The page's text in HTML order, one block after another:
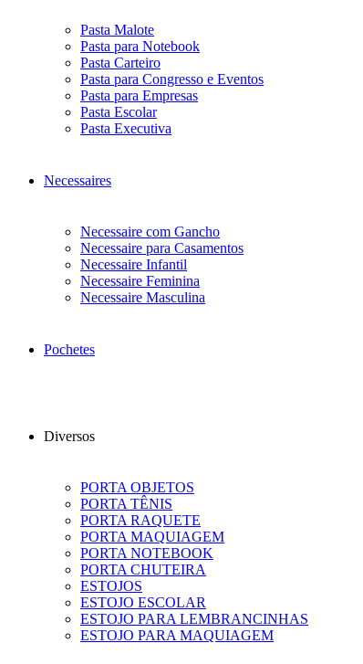
Pasta Malote
Pasta para Notebook
Pasta Carteiro
Pasta para Congresso e Eventos
Pasta para Empresas
Pasta Escolar
Pasta Executiva
Necessaires
Necessaire com Gancho
Necessaire para Casamentos
Necessaire Infantil
Necessaire Feminina
Necessaire Masculina
Pochetes
Diversos
PORTA OBJETOS
PORTA TÊNIS
PORTA RAQUETE
PORTA MAQUIAGEM
PORTA NOTEBOOK
PORTA CHUTEIRA
ESTOJOS
ESTOJO ESCOLAR
ESTOJO PARA LEMBRANCINHAS
ESTOJO PARA MAQUIAGEM